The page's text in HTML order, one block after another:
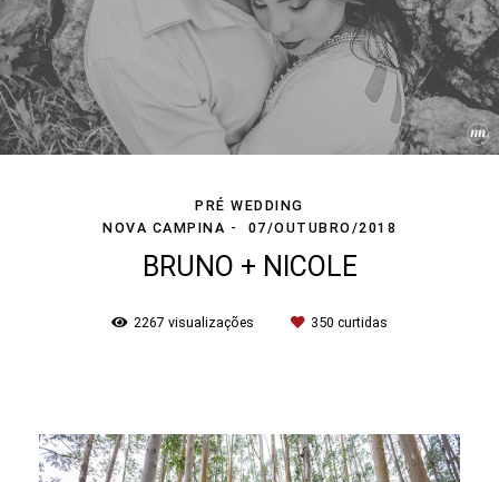
PRÉ WEDDING
NOVA CAMPINA
07/OUTUBRO/2018
BRUNO + NICOLE
2267 visualizações 350 curtidas